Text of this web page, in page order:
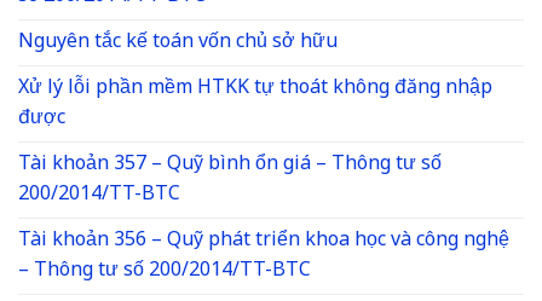
Nguyên tắc kế toán vốn chủ sở hữu
Xử lý lỗi phần mềm HTKK tự thoát không đăng nhập
được
Tài khoản 357 – Quỹ bình ổn giá – Thông tư số
200/2014/TT-BTC
Tài khoản 356 – Quỹ phát triển khoa học và công nghệ
– Thông tư số 200/2014/TT-BTC